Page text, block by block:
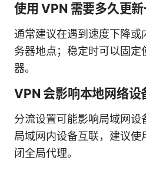
使用 VPN 需要多久更新
通常建议在遇到速度下降或
务器地点；稳定时可以固定
器。
VPN 会影响本地网络设
分流设置可能影响局域网设
局域网内设备互联，建议使
闭全局代理。